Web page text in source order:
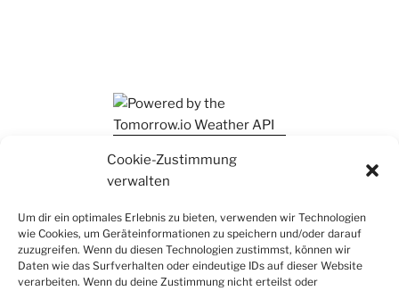
Cookie-Zustimmung
verwalten
Um dir ein optimales Erlebnis zu bieten, verwenden wir Technologien
wie Cookies, um Geräteinformationen zu speichern und/oder darauf
zuzugreifen. Wenn du diesen Technologien zustimmst, können wir
Daten wie das Surfverhalten oder eindeutige IDs auf dieser Website
verarbeiten. Wenn du deine Zustimmung nicht erteilst oder